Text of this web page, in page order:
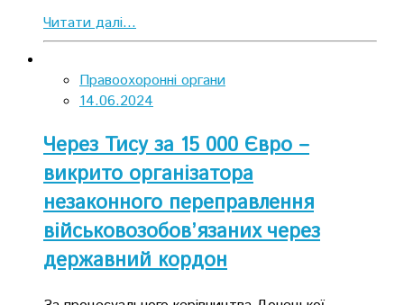
Читати далі...
Правоохоронні органи
14.06.2024
Через Тису за 15 000 Євро –
викрито організатора
незаконного переправлення
військовозобов’язаних через
державний кордон